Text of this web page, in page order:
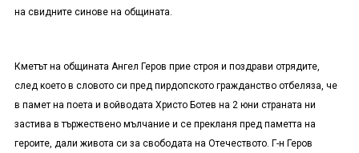
на свидните синове на общината.
Кметът на общината Ангел Геров прие строя и поздрави отрядите,
след което в словото си пред пирдопското гражданство отбеляза, че
в памет на поета и войводата Христо Ботев на 2 юни страната ни
застива в тържествено мълчание и се прекланя пред паметта на
героите, дали живота си за свободата на Отечеството. Г-н Геров